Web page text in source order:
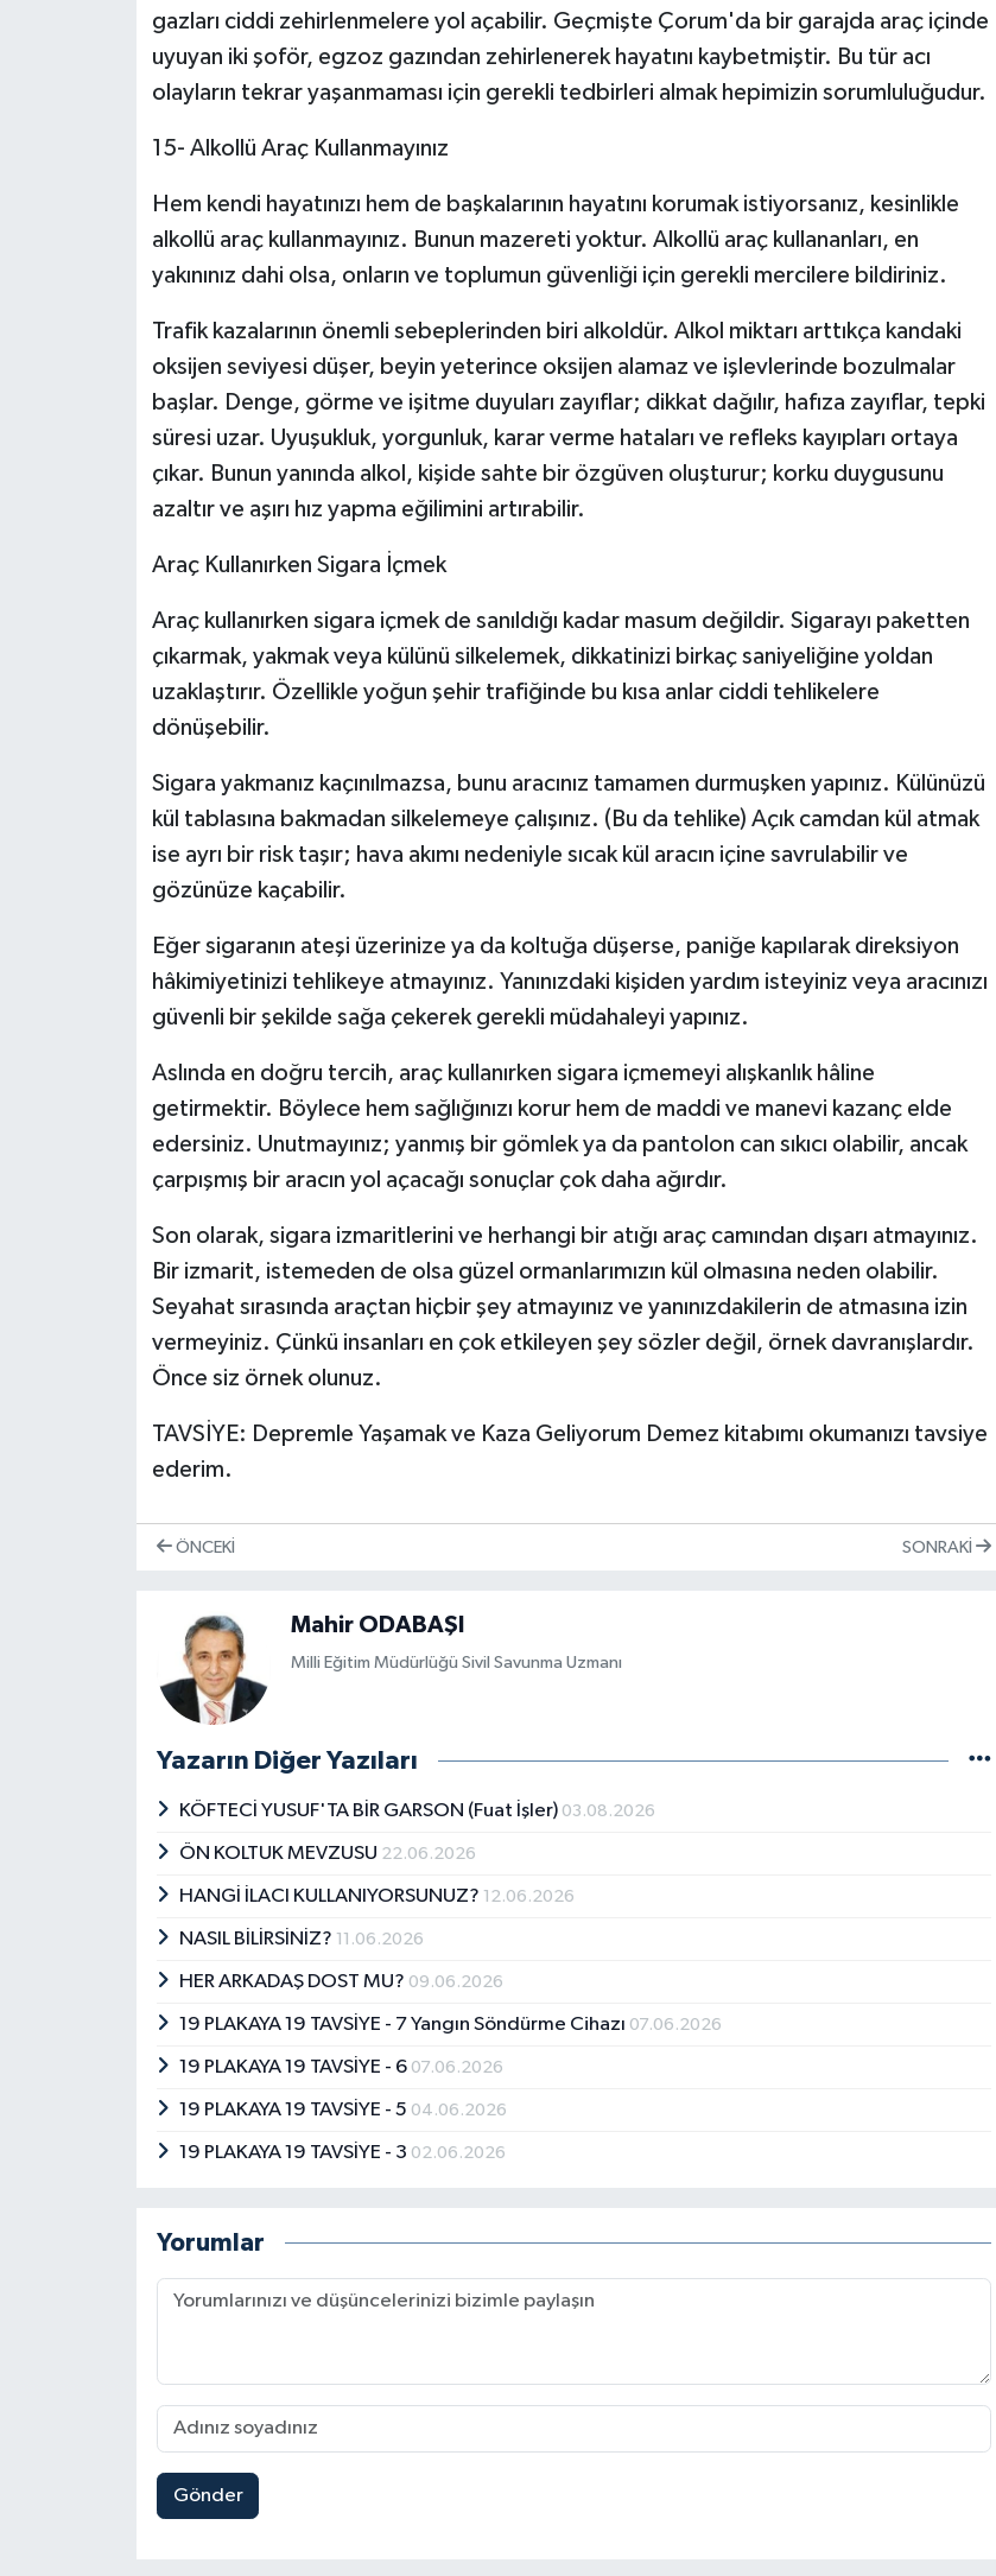
gazları ciddi zehirlenmelere yol açabilir. Geçmişte Çorum'da bir garajda araç içinde
uyuyan iki şoför, egzoz gazından zehirlenerek hayatını kaybetmiştir. Bu tür acı
olayların tekrar yaşanmaması için gerekli tedbirleri almak hepimizin sorumluluğudur.
15- Alkollü Araç Kullanmayınız
Hem kendi hayatınızı hem de başkalarının hayatını korumak istiyorsanız, kesinlikle
alkollü araç kullanmayınız. Bunun mazereti yoktur. Alkollü araç kullananları, en
yakınınız dahi olsa, onların ve toplumun güvenliği için gerekli mercilere bildiriniz.
Trafik kazalarının önemli sebeplerinden biri alkoldür. Alkol miktarı arttıkça kandaki
oksijen seviyesi düşer, beyin yeterince oksijen alamaz ve işlevlerinde bozulmalar
başlar. Denge, görme ve işitme duyuları zayıflar; dikkat dağılır, hafıza zayıflar, tepki
süresi uzar. Uyuşukluk, yorgunluk, karar verme hataları ve refleks kayıpları ortaya
çıkar. Bunun yanında alkol, kişide sahte bir özgüven oluşturur; korku duygusunu
azaltır ve aşırı hız yapma eğilimini artırabilir.
Araç Kullanırken Sigara İçmek
Araç kullanırken sigara içmek de sanıldığı kadar masum değildir. Sigarayı paketten
çıkarmak, yakmak veya külünü silkelemek, dikkatinizi birkaç saniyeliğine yoldan
uzaklaştırır. Özellikle yoğun şehir trafiğinde bu kısa anlar ciddi tehlikelere
dönüşebilir.
Sigara yakmanız kaçınılmazsa, bunu aracınız tamamen durmuşken yapınız. Külünüzü
kül tablasına bakmadan silkelemeye çalışınız. (Bu da tehlike) Açık camdan kül atmak
ise ayrı bir risk taşır; hava akımı nedeniyle sıcak kül aracın içine savrulabilir ve
gözünüze kaçabilir.
Eğer sigaranın ateşi üzerinize ya da koltuğa düşerse, paniğe kapılarak direksiyon
hâkimiyetinizi tehlikeye atmayınız. Yanınızdaki kişiden yardım isteyiniz veya aracınızı
güvenli bir şekilde sağa çekerek gerekli müdahaleyi yapınız.
Aslında en doğru tercih, araç kullanırken sigara içmemeyi alışkanlık hâline
getirmektir. Böylece hem sağlığınızı korur hem de maddi ve manevi kazanç elde
edersiniz. Unutmayınız; yanmış bir gömlek ya da pantolon can sıkıcı olabilir, ancak
çarpışmış bir aracın yol açacağı sonuçlar çok daha ağırdır.
Son olarak, sigara izmaritlerini ve herhangi bir atığı araç camından dışarı atmayınız.
Bir izmarit, istemeden de olsa güzel ormanlarımızın kül olmasına neden olabilir.
Seyahat sırasında araçtan hiçbir şey atmayınız ve yanınızdakilerin de atmasına izin
vermeyiniz. Çünkü insanları en çok etkileyen şey sözler değil, örnek davranışlardır.
Önce siz örnek olunuz.
TAVSİYE: Depremle Yaşamak ve Kaza Geliyorum Demez kitabımı okumanızı tavsiye
ederim.
ÖNCEKI SONRAKI
Mahir ODABAŞI
Mil­li Eği­tim Mü­dür­lü­ğü Si­vil Sa­vun­ma Uz­ma­nı
Yazarın Diğer Yazıları
KÖFTECİ YUSUF'TA BİR GARSON (Fuat İşler) 03.08.2026
ÖN KOLTUK MEVZUSU 22.06.2026
HANGİ İLACI KULLANIYORSUNUZ? 12.06.2026
NASIL BİLİRSİNİZ? 11.06.2026
HER ARKADAŞ DOST MU? 09.06.2026
19 PLAKAYA 19 TAVSİYE - 7 Yangın Söndürme Cihazı 07.06.2026
19 PLAKAYA 19 TAVSİYE - 6 07.06.2026
19 PLAKAYA 19 TAVSİYE - 5 04.06.2026
19 PLAKAYA 19 TAVSİYE - 3 02.06.2026
Yorumlar
Gönder